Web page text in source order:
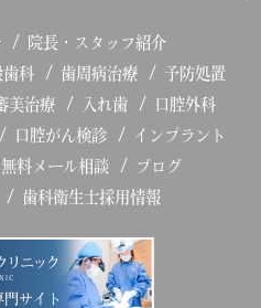
院長・スタッフ紹介
歯科 歯周病治療
予防処置
美治療 入れ歯
口腔外科
口腔がん検診
インプラント
無料メール相談
ブログ
歯科衛生士採用情報
門サイト